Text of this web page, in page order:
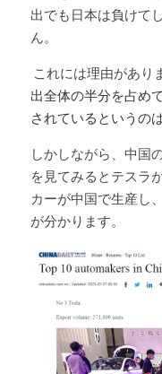
出でも日本は負けて
ん。
これには理由があり
出全体の半分を占め
されているというの
しかしながら、中国
を見てみるとテスラ
カーが中国で生産し
が分かります。